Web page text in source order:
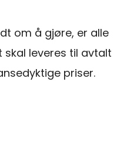
om å gjøre, er alle
skal leveres til avtalt
priser.